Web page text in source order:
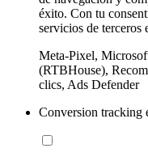
éxito. Con tu
servicios de terceros
Meta-Pixel,
(RTBHouse),
clics, Ads Defender
Conversion tracking